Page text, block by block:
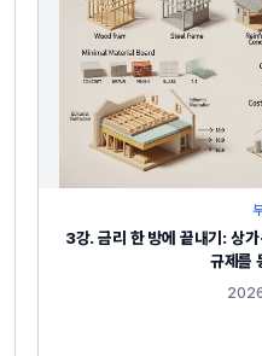
3강. 금리 한 방에 끝내기: 상가
규제를